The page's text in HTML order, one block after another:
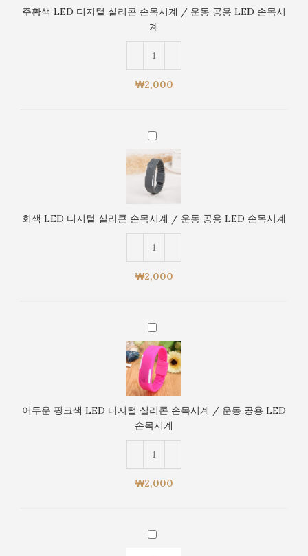
LED
손
시
계
털
실
손
목
/
운
동
공
용
LED
목
시
계
주황색 LED 디지털 실리콘 손목시계 / 운동 공용 LED 손목시
계
₩2,000
회
LED
디
지
실
손
목
/
운
동
공
용
LED
손
시
계
회색 LED 디지털 실리콘 손목시계 / 운동 공용 LED 손목시계
₩2,000
어
두
운
핑
크
LED
디
실
리
목
어두운 핑크색 LED 디지털 실리콘 손목시계 / 운동 공용 LED
손목시계
₩2,000
흰